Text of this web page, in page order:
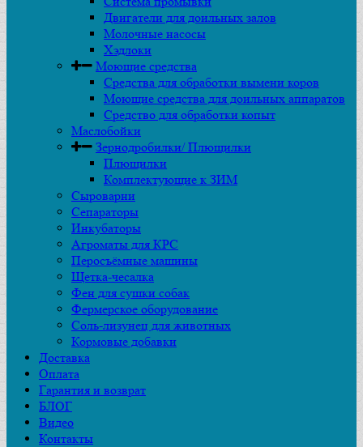
Двигатели для доильных залов
Молочные насосы
Хэдлоки
Моющие средства
Средства для обработки вымени коров
Моющие средства для доильных аппаратов
Средство для обработки копыт
Маслобойки
Зернодробилки/ Плющилки
Плющилки
Комплектующие к ЗИМ
Сыроварни
Сепараторы
Инкубаторы
Агроматы для КРС
Перосъёмные машины
Щетка-чесалка
Фен для сушки собак
Фермерское оборудование
Соль-лизунец для животных
Кормовые добавки
Доставка
Оплата
Гарантия и возврат
БЛОГ
Видео
Контакты